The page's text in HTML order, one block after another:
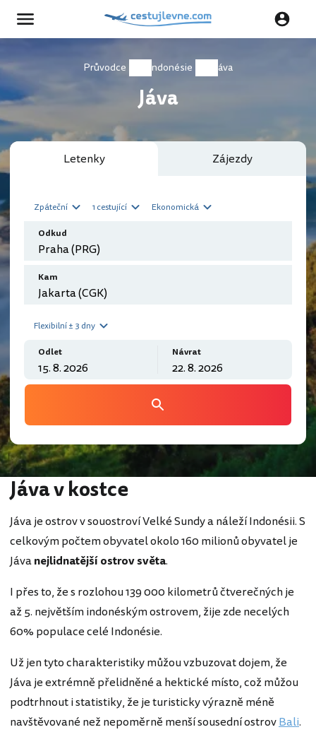
Průvodce Indonésie Jáva
Jáva
Letenky Zájezdy
Zpáteční 1 cestující Ekonomická
Odkud
Kam
Flexibilní ± 3 dny
Odlet Návrat
Jáva v kostce
Jáva je ostrov v souostroví Velké Sundy a náleží Indonésii. S
celkovým počtem obyvatel okolo 160 milionů obyvatel je
Jávanejlidnatější ostrov světa.
I přes to, že s rozlohou 139 000 kilometrů čtverečných je
až 5. největším indonéským ostrovem, žije zde necelých
60% populace celé Indonésie.
Už jen tyto charakteristiky můžou vzbuzovat dojem, že
Jáva je extrémně přelidněné a hektické místo, což můžou
podtrhnout i statistiky, že je turisticky výrazně méně
navštěvované než nepoměrně menší sousední ostrovBali.